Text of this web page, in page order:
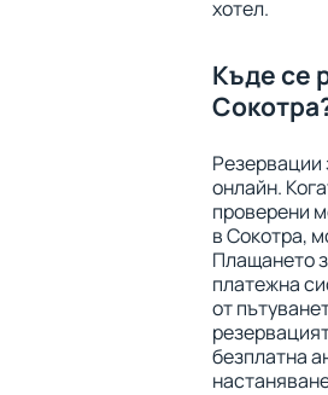
хотел.
Къде се
Резервации
онлайн.
проверени
в Сокотра,
Плащането
платежна
от
безплатна